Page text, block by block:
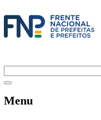
Menu